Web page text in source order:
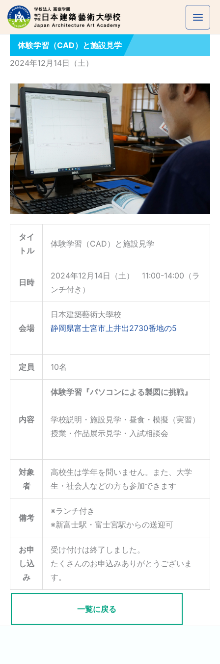
を
体験学習（CAD）と施設見学
2024年12月14日（土）
タイ
トル
体験学習（CAD）と施設見学
日時
2024年12月14日（土） 11:00-14:00（ラ
ンチ付き）
会場
日本建築藝術大學校
静岡県富士宮市上井出2730番地の5
定員 10名
内容
体験学習『パソコンによる製図に挑戦』
学校説明・施設見学・昼食・模擬（実習）
授業・作品展示見学・入試相談会
対象
者
高校生は学年を問いません。また、大学
生・社会人などの方も参加できます
備考
※ランチ付き
※新富士駅・富士宮駅からの送迎可
お申
し込
み
受け付けは終了しました。
たくさんのお申込みありがとうございま
す。
一覧に戻る